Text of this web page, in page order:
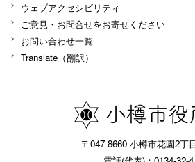
ウェブアクセシビリティ
ご意見・お問合せをお寄せください
お問い合わせ一覧
Translate（翻訳）
〒047-8660 小樽市花園2丁